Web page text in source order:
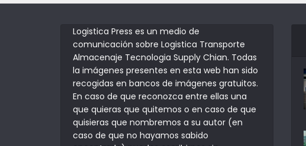
Logistica Press es un medio de
comunicación sobre Logistica Transporte
Almacenaje Tecnologia Supply Chian. Todas
la imágenes presentes en esta web han sido
recogidas en bancos de imágenes gratuitos.
En caso de que reconozca entre ellas una
que quieras que quitemos o en caso de que
quisieras que nombremos a su autor (en
caso de que no hayamos sabido